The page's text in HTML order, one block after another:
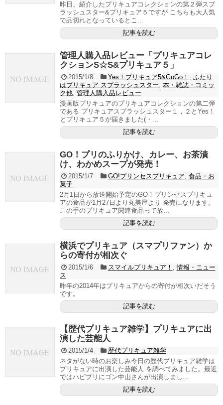
昨日、紹介したプリキュアコレクションの第２弾スプ
ラッシュスター&プリキュア５ですが こちらも大人気
で品切れとなっているとこ...
記事を読む
管理人購入品レビュー「プリキュアコレ
クションS☆S&プリキュア５」
2015/1/8 Yes！プリキュア5&GoGo！ , ふたり
はプリキュア スプラッシュスター, 本・雑誌・コミッ
ク他, 管理人購入品レビュー
漫画版プリキュアのプリキュアコレクションの第二弾
である プリキュアスプラッシュスター１，２とYes！
とプリキュア５が届きました(・...
記事を読む
GO！プリのふりかけ、カレー、お茶漬
け、わかめスープが発売！
2015/1/7 GO!プリンセスプリキュア, 食品・お
菓子
2月1日から放送開始予定のGO！プリンセスプリキュ
アの食品が1月27日より丸美屋より 発売になります。
この手のプリキュア関連食品って放...
記事を読む
横浜でプリキュア（スマプリファン）か
らの寄付が相次ぐ
2015/1/6 スマイルプリキュア！ ,情報・ニュー
ス
昨年の2014年はプリキュアからの寄付が相次いだそう
です。
記事を読む
【歴代プリキュア雑学】プリキュアに出
演した芸能人
2015/1/4
歴代プリキュア雑学
ネタがない時のお楽しみ今日の歴代プリキュア雑学は
プリキュアに出演した芸能人 を調べてみました。最近
ではハピプリにゴン中山さんが出演しまし...
記事を読む